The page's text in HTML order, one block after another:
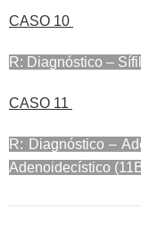
CASO 10
R: Diagnóstico –
CASO 11
R: Diagnóstico –
Adenoidecístico